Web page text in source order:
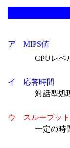
ア MIPS値
CPUレベ
イ 応答時間
対話型処
ウ スループット
一定の時